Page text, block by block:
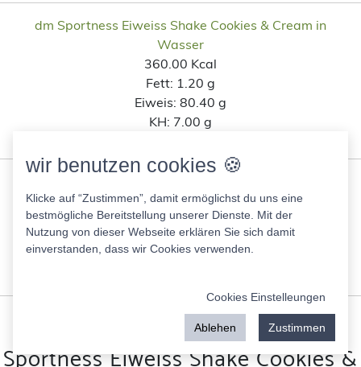
dm Sportness Eiweiss Shake Cookies & Cream in
Wasser
360.00 Kcal
Fett: 1.20 g
Eiweis: 80.40 g
KH: 7.00 g
360.00 Kcal
Fett:1.20 g
Eiweis:80.40 g
KH:7.00 g
Ähnliche Lebensmittel wie dm
Sportness Eiweiss Shake Cookies &
wir benutzen cookies 🍪
Klicke auf “Zustimmen”, damit ermöglichst du uns eine
bestmögliche Bereitstellung unserer Dienste. Mit der
Nutzung von dieser Webseite erklären Sie sich damit
einverstanden, dass wir Cookies verwenden.
Cookies Einstelleungen
Ablehen Zustimmen